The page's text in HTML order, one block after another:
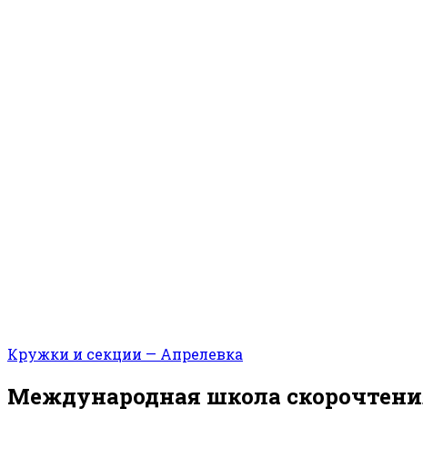
Кружки и секции — Апрелевка
Международная школа